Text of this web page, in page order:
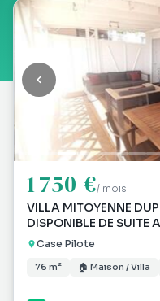
1 750 €/ mois
VILLA MITOYENNE
DISPONIBLE DE SUITE
Case Pilote
76 m² 🏠 Maison / Villa